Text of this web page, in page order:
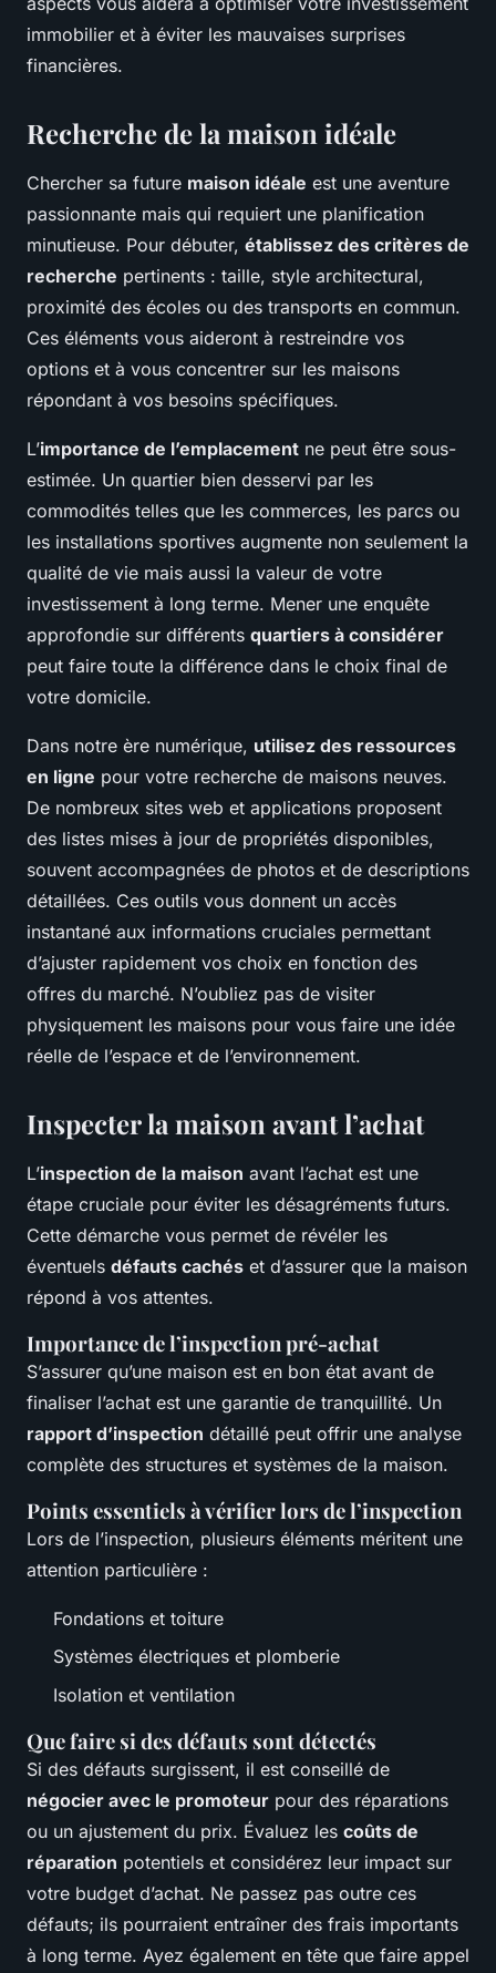
immobilier et à éviter les mauvaises surprises
financières.
Recherche de la maison idéale
Chercher sa future maison idéale est une aventure
passionnante mais qui requiert une planification
minutieuse. Pour débuter, établissez des critères de
recherche pertinents : taille, style architectural,
proximité des écoles ou des transports en commun.
Ces éléments vous aideront à restreindre vos
options et à vous concentrer sur les maisons
répondant à vos besoins spécifiques.
L’importance de l’emplacement ne peut être sous-
estimée. Un quartier bien desservi par les
commodités telles que les commerces, les parcs ou
les installations sportives augmente non seulement la
qualité de vie mais aussi la valeur de votre
investissement à long terme. Mener une enquête
approfondie sur différents quartiers à considérer
peut faire toute la différence dans le choix final de
votre domicile.
Dans notre ère numérique, utilisez des ressources
en ligne pour votre recherche de maisons neuves.
De nombreux sites web et applications proposent
des listes mises à jour de propriétés disponibles,
souvent accompagnées de photos et de descriptions
détaillées. Ces outils vous donnent un accès
instantané aux informations cruciales permettant
d’ajuster rapidement vos choix en fonction des
offres du marché. N’oubliez pas de visiter
physiquement les maisons pour vous faire une idée
réelle de l’espace et de l’environnement.
Inspecter la maison avant l’achat
L’inspection de la maison avant l’achat est une
étape cruciale pour éviter les désagréments futurs.
Cette démarche vous permet de révéler les
éventuels défauts cachés et d’assurer que la maison
répond à vos attentes.
Importance de l’inspection pré-achat
S’assurer qu’une maison est en bon état avant de
finaliser l’achat est une garantie de tranquillité. Un
rapport d’inspection détaillé peut offrir une analyse
complète des structures et systèmes de la maison.
Points essentiels à vérifier lors de l’inspection
Lors de l’inspection, plusieurs éléments méritent une
attention particulière :
Fondations et toiture
Systèmes électriques et plomberie
Isolation et ventilation
Que faire si des défauts sont détectés
Si des défauts surgissent, il est conseillé de
négocier avec le promoteur pour des réparations
ou un ajustement du prix. Évaluez les coûts de
réparation potentiels et considérez leur impact sur
votre budget d’achat. Ne passez pas outre ces
défauts; ils pourraient entraîner des frais importants
à long terme. Ayez également en tête que faire appel